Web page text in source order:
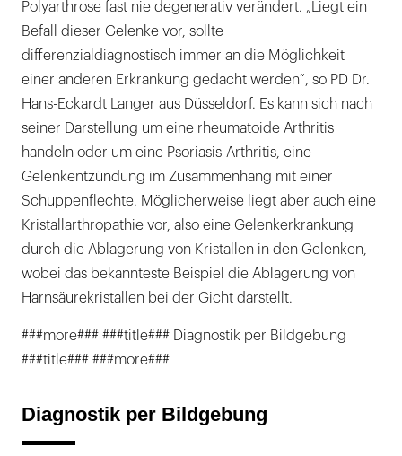
Polyarthrose fast nie degenerativ verändert. „Liegt ein
Befall dieser Gelenke vor, sollte
differenzialdiagnostisch immer an die Möglichkeit
einer anderen Erkrankung gedacht werden“, so PD Dr.
Hans-Eckardt Langer aus Düsseldorf. Es kann sich nach
seiner Darstellung um eine rheumatoide Arthritis
handeln oder um eine Psoriasis-Arthritis, eine
Gelenkentzündung im Zusammenhang mit einer
Schuppenflechte. Möglicherweise liegt aber auch eine
Kristallarthropathie vor, also eine Gelenkerkrankung
durch die Ablagerung von Kristallen in den Gelenken,
wobei das bekannteste Beispiel die Ablagerung von
Harnsäurekristallen bei der Gicht darstellt.
###more### ###title### Diagnostik per Bildgebung
###title### ###more###
Diagnostik per Bildgebung